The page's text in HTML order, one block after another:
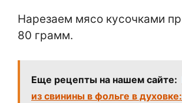
Нарезаем мясо кусочками
80 грамм.
Еще рецепты на нашем сайте:
из свинины в фольге в